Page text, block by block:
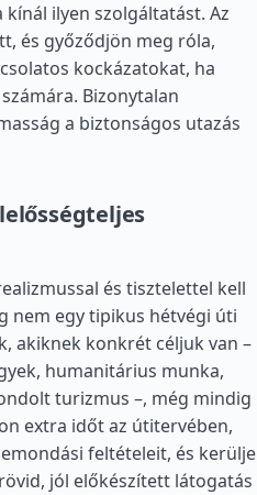
ilyen szolgáltatást. Az
és győződjön meg róla,
kockázatokat, ha
Bizonytalan
a biztonságos utazás
és tisztelettel kell
nem egy tipikus hétvégi úti
akiknek konkrét céljuk van –
humanitárius munka,
turizmus –, még mindig
extra időt az útitervében,
feltételeit, és kerülje
jól előkészített látogatás